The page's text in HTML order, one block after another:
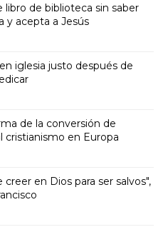
libro de biblioteca sin saber
y acepta a Jesús
iglesia justo después de
de la conversión de
cristianismo en Europa
en Dios para ser salvos",